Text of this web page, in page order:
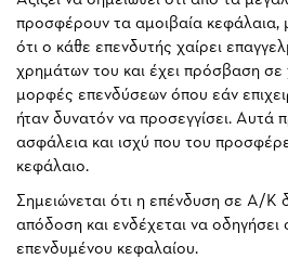
προσφέρουν τα αμοιβαία κεφάλαια,
ότι ο κάθε επενδυτής χαίρει
χρημάτων του και έχει πρόσβαση σε
μορφές επενδύσεων όπου εάν
ήταν δυνατόν να προσεγγίσει. Αυτά
ασφάλεια και ισχύ που του
κεφάλαιο.
Σημειώνεται ότι η επένδυση σε Α/Κ
απόδοση και ενδέχεται να οδηγήσει
επενδυμένου κεφαλαίου.